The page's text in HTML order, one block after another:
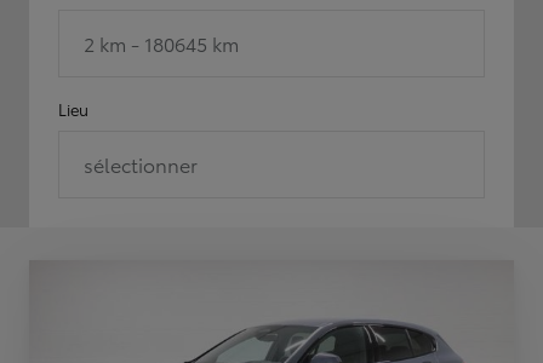
2 km - 180645 km
Lieu
sélectionner